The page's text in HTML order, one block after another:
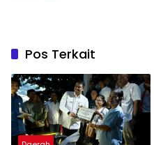
Pos Terkait